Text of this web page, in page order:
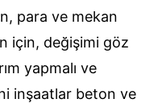
para ve mekan
için, değişimi göz
yapmalı ve
inşaatlar beton ve